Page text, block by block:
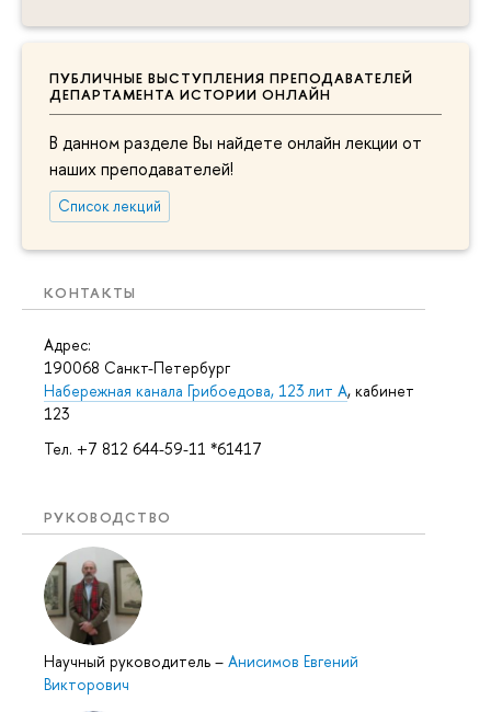
ПУБЛИЧНЫЕ ВЫСТУПЛЕНИЯ ПРЕПОДАВАТЕЛЕЙ
ДЕПАРТАМЕНТА ИСТОРИИ ОНЛАЙН
В данном разделе Вы найдете онлайн лекции от
наших преподавателей!
Список лекций
КОНТАКТЫ
Адрес:
190068 Санкт-Петербург
Набережная канала Грибоедова, 123 лит А, кабинет
123
Тел. +7 812 644-59-11 *61417
РУКОВОДСТВО
Научный руководитель – Анисимов Евгений
Викторович